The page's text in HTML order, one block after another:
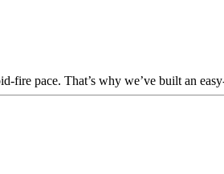
fire pace. That’s why we’ve built an